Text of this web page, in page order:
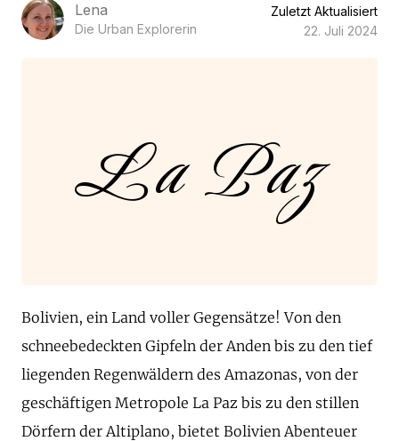
Lena
Die Urban Explorerin
Zuletzt Aktualisiert
22. Juli 2024
La Paz
Bolivien, ein Land voller Gegensätze! Von den
schneebedeckten Gipfeln der Anden bis zu den tief
liegenden Regenwäldern des Amazonas, von der
geschäftigen Metropole La Paz bis zu den stillen
Dörfern der Altiplano, bietet Bolivien Abenteuer